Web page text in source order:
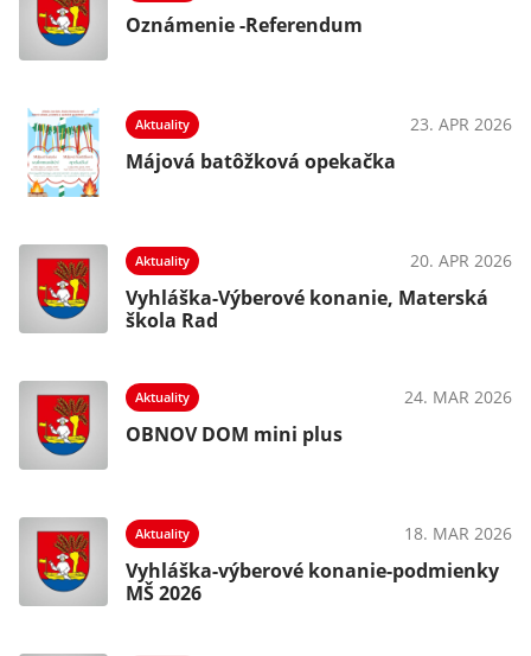
Oznámenie -Referendum
Aktuality 23. APR 2026
Májová batôžková opekačka
Aktuality 20. APR 2026
Vyhláška-Výberové konanie, Materská
škola Rad
Aktuality 24. MAR 2026
OBNOV DOM mini plus
Aktuality 18. MAR 2026
Vyhláška-výberové konanie-podmienky
MŠ 2026